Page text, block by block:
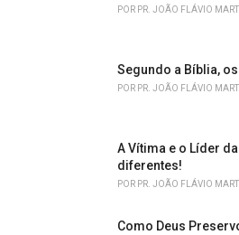
POR PR. JOÃO FLÁVIO
Segundo a Bíblia,
POR PR. JOÃO FLÁVIO
A Vítima e o Líder
diferentes!
POR PR. JOÃO FLÁVIO
Como Deus